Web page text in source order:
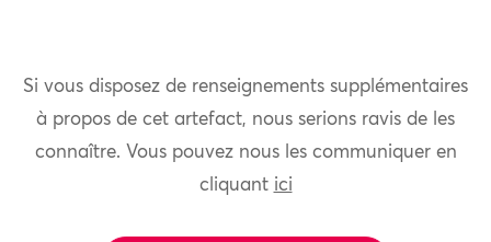
Si vous disposez de renseignements supplémentaires
à propos de cet artefact, nous serions ravis de les
connaître. Vous pouvez nous les communiquer en
cliquant ici